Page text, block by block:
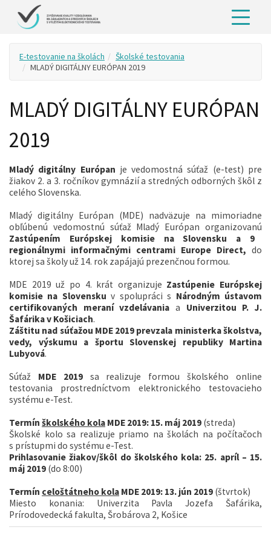
E-testovanie na školách
Školské testovania
MLADÝ DIGITÁLNY EURÓPAN 2019
MLADÝ DIGITÁLNY EURÓPAN
2019
Mladý digitálny Európan je vedomostná súťaž (e-test) pre
žiakov 2. a 3. ročníkov gymnázií a stredných odborných škôl z
celého Slovenska.
Mladý digitálny Európan (MDE) nadväzuje na mimoriadne
obľúbenú vedomostnú súťaž Mladý Európan organizovanú
Zastúpením Európskej komisie na Slovensku a 9
regionálnymi informačnými centrami Europe Direct, do
ktorej sa školy už 14. rok zapájajú prezenčnou formou.
MDE 2019 už po 4. krát organizuje Zastúpenie Európskej
komisie na Slovensku v spolupráci s Národným ústavom
certifikovaných meraní vzdelávania a Univerzitou P. J.
Šafárika v Košiciach.
Záštitu nad súťažou MDE 2019 prevzala ministerka školstva,
vedy, výskumu a športu Slovenskej republiky Martina
Lubyová.
Súťaž MDE 2019sa realizuje formou školského online
testovania prostredníctvom elektronického testovacieho
systému e-Test.
Termín školského kola MDE 2019: 15. máj 2019 (streda)
Školské kolo sa realizuje priamo na školách na počítačoch
s prístupmi do systému e-Test.
Prihlasovanie žiakov/škôl do školského kola: 25. apríl – 15.
máj 2019 (do 8:00)
Termín celoštátneho kola MDE 2019: 13. jún 2019 (štvrtok)
Miesto konania: Univerzita Pavla Jozefa Šafárika,
Prírodovedecká fakulta, Šrobárova 2, Košice